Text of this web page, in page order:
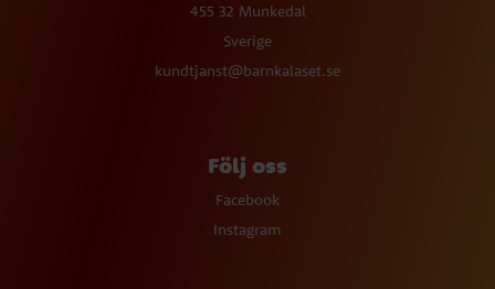
455 32 Munkedal
Sverige
kundtjanst@barnkalaset.se
Följ oss
Facebook
Instagram